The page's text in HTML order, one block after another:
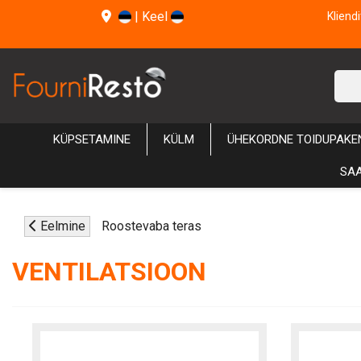
| Keel
KÜPSETAMINE KÜLM ÜHEKORDNE
Eelmine Roostevaba teras
VENTILATSIOON